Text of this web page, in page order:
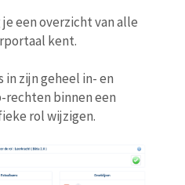
een overzicht van alle
kent.
in zijn geheel in- en
rechten binnen een
rol wijzigen.